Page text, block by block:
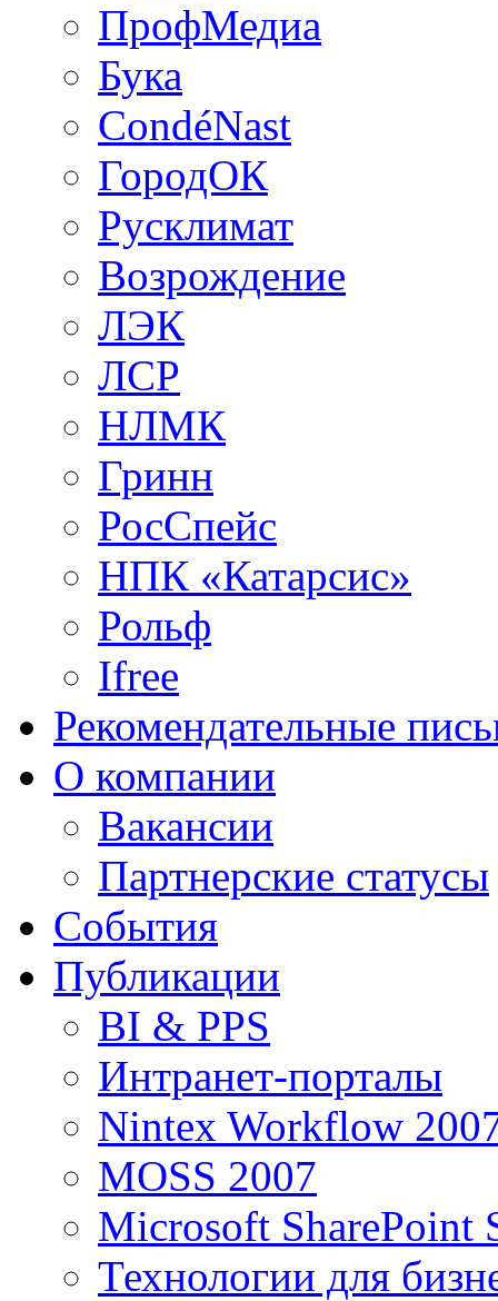
ПрофМедиа
Бука
CondéNast
ГородОК
Русклимат
Возрождение
ЛЭК
ЛСР
НЛМК
Гринн
РосСпейс
НПК «Катарсис»
Рольф
Ifree
Рекомендательные
О компании
Вакансии
Партнерские статусы
События
Публикации
BI & PPS
Интранет-порталы
Nintex Workflow
MOSS 2007
Microsoft SharePoint
Технологии для